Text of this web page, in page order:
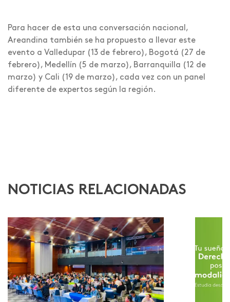
Para hacer de esta una conversación nacional,
Areandina también se ha propuesto a llevar este
evento a Valledupar (13 de febrero), Bogotá (27 de
febrero), Medellín (5 de marzo), Barranquilla (12 de
marzo) y Cali (19 de marzo), cada vez con un panel
diferente de expertos según la región.
NOTICIAS RELACIONADAS